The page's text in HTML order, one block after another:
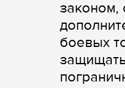
законом,
боевых